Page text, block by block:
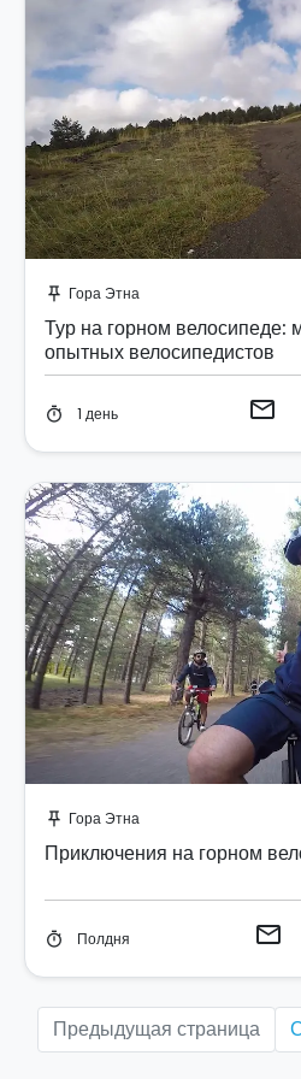
push_pin Гора Этна
Тур на горном велосипеде:
опытных велосипедистов
timer 1 день email
push_pin Гора Этна
Приключения на горном
timer Полдня email
Предыдущая страница